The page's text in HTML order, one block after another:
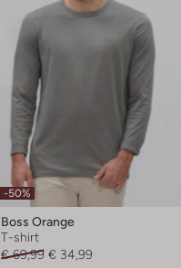
-50%
Boss Orange
T-shirt
€ 69,99 € 34,99